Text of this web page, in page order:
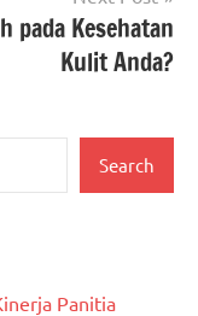
pada Kesehatan
Kulit Anda?
Search
Panitia